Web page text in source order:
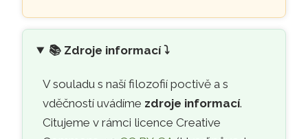
📚 Zdroje informací ⤵️
V souladu s naší filozofií poctivě a s
vděčností uvádíme zdroje informací.
Citujeme v rámci licence Creative